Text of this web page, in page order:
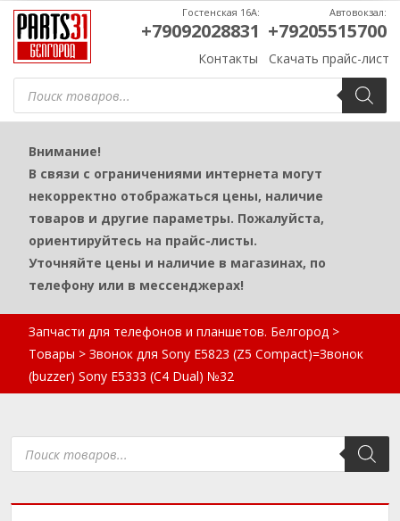
Поиск
товаров
Контакты Скачать прайс-лист
Гостенская 16А:
+79092028831
Автовокзал:
+79205515700
Внимание!
В связи с ограничениями интернета могут
некорректно отображаться цены, наличие
товаров и другие параметры. Пожалуйста,
ориентируйтесь на прайс-листы.
Уточняйте цены и наличие в магазинах, по
телефону или в мессенджерах!
Запчасти для телефонов и планшетов. Белгород >
Товары > Звонок для Sony E5823 (Z5 Compact)=Звонок
(buzzer) Sony E5333 (C4 Dual) №32
Поиск
товаров